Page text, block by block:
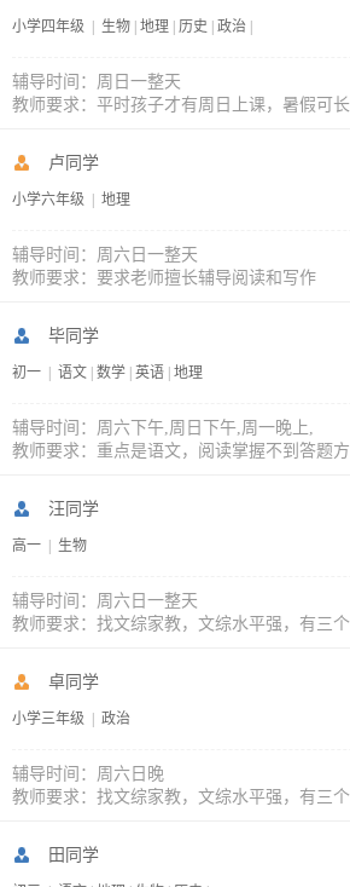
小学四年级 生物 地理 历史 政治
辅导时间：周日一整天
教师要求：平时孩子才有周日上课，暑假可长
卢同学
小学六年级 地理
辅导时间：周六日一整天
教师要求：要求老师擅长辅导阅读和写作
毕同学
初一 语文 数学 英语 地理
辅导时间：周六下午,周日下午,周一晚上,
教师要求：重点是语文，阅读掌握不到答题方
汪同学
高一 生物
辅导时间：周六日一整天
教师要求：找文综家教，文综水平强，有三个
卓同学
小学三年级 政治
辅导时间：周六日晚
教师要求：找文综家教，文综水平强，有三个
田同学